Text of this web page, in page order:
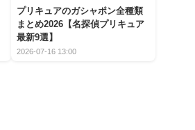
プリキュアのガシャポン全種類
まとめ2026【名探偵プリキュア
最新9選】
2026-07-16 13:00